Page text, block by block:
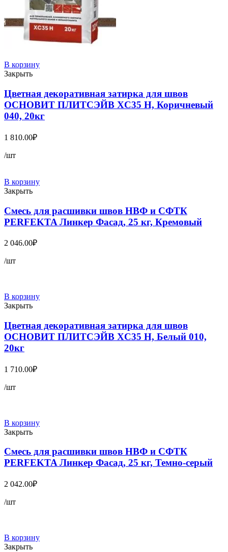
В корзину
Закрыть
Цветная декоративная затирка для швов
ОСНОВИТ ПЛИТСЭЙВ XC35 Н, Коричневый
040, 20кг
1 810.00₽
/шт
В корзину
Закрыть
Смесь для расшивки швов НВФ и СФТК
PERFEKTA Линкер Фасад, 25 кг, Кремовый
2 046.00₽
/шт
В корзину
Закрыть
Цветная декоративная затирка для швов
ОСНОВИТ ПЛИТСЭЙВ XC35 Н, Белый 010,
20кг
1 710.00₽
/шт
В корзину
Закрыть
Смесь для расшивки швов НВФ и СФТК
PERFEKTA Линкер Фасад, 25 кг, Темно-серый
2 042.00₽
/шт
В корзину
Закрыть